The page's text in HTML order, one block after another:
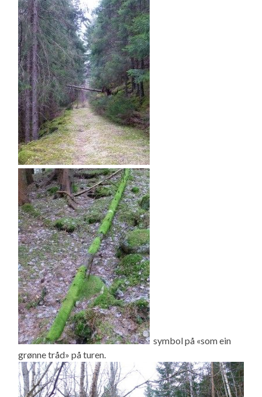
symbol på «som ein
grønne tråd» på turen.